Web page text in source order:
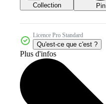
Collection Pin
Licence Pro Standard
Qu'est-ce que c'est ?
Plus d'infos